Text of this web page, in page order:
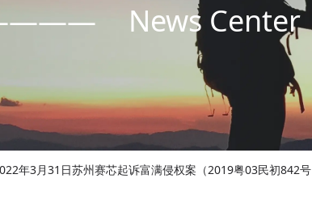
News Center
年3月31日苏州赛芯起诉富满侵权案（2019粤03民初842